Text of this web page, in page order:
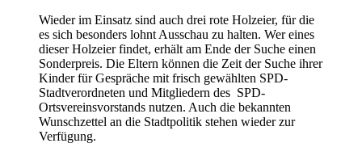
Wieder im Einsatz sind auch drei rote Holzeier, für die
es sich besonders lohnt Ausschau zu halten. Wer eines
dieser Holzeier findet, erhält am Ende der Suche einen
Sonderpreis. Die Eltern können die Zeit der Suche ihrer
Kinder für Gespräche mit frisch gewählten SPD-
Stadtverordneten und Mitgliedern des SPD-
Ortsvereinsvorstands nutzen. Auch die bekannten
Wunschzettel an die Stadtpolitik stehen wieder zur
Verfügung.